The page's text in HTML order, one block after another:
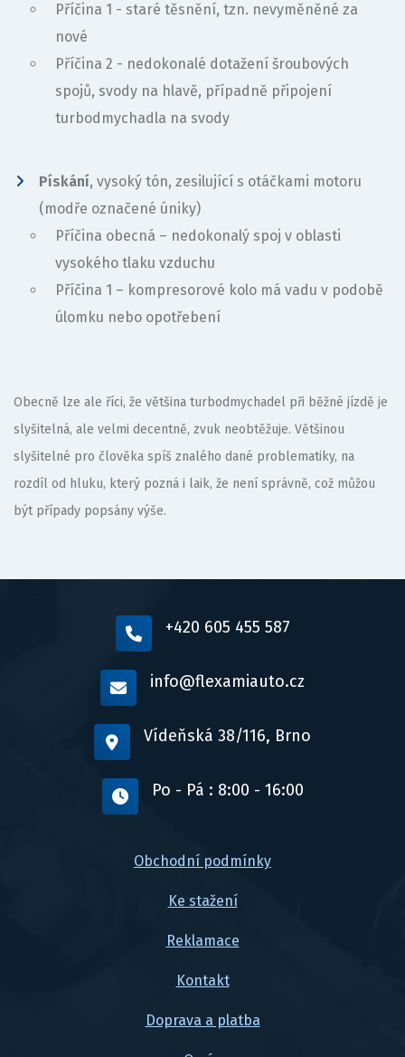
Příčina 1 - staré těsnění, tzn. nevyměněné za
nové
Příčina 2 - nedokonalé dotažení šroubových
spojů, svody na hlavě, případně připojení
turbodmychadla na svody
Pískání, vysoký tón, zesilující s otáčkami motoru
(modře označené úniky)
Příčina obecná – nedokonalý spoj v oblasti
vysokého tlaku vzduchu
Příčina 1 – kompresorové kolo má vadu v podobě
úlomku nebo opotřebení
Obecně lze ale říci, že většina turbodmychadel při běžné jízdě je
slyšitelná, ale velmi decentně, zvuk neobtěžuje. Většinou
slyšitelné pro člověka spíš znalého dané problematiky, na
rozdíl od hluku, který pozná i laik, že není správně, což můžou
být případy popsány výše.
+420 605 455 587
info@flexamiauto.cz
Vídeňská 38/116, Brno
Po - Pá : 8:00 - 16:00
Obchodní podmínky
Ke stažení
Reklamace
Kontakt
Doprava a platba